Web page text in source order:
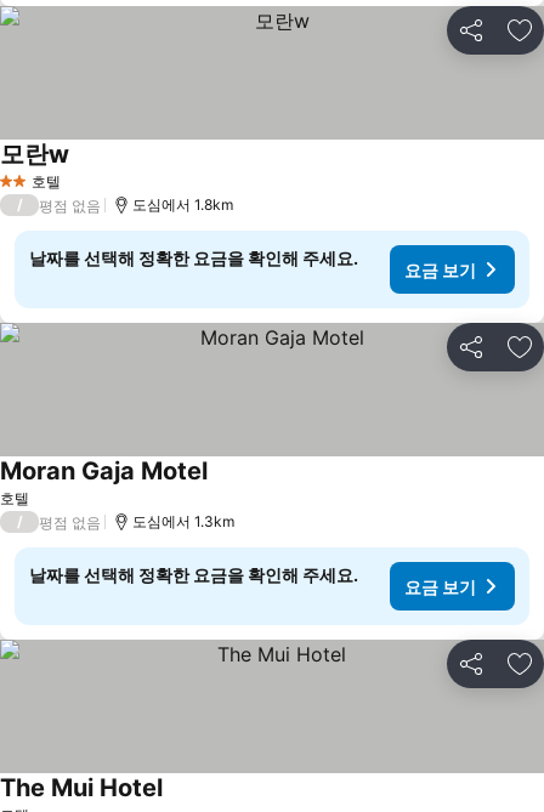
공유 즐
2 성급호텔
모란w
/ 평점 없음 도심에서 1.8km
날짜를 선택해 정확한 요금을 확인해 주세요.
요금 보기
공유 즐
호텔
Moran Gaja Motel요금 보기
/ 평점 없음 도심에서 1.3km
날짜를 선택해 정확한 요금을 확인해 주세요.
요금 보기
공유 즐
The Mui Hotel요금 보기